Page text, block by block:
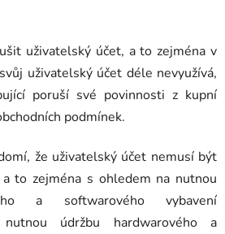
uživatelský účet, a to zejména v
uživatelský účet déle nevyužívá,
poruší své povinnosti z kupní
podmínek.
že uživatelský účet nemusí být
to zejména s ohledem na nutnou
a softwarového vybavení
nutnou údržbu hardwarového a